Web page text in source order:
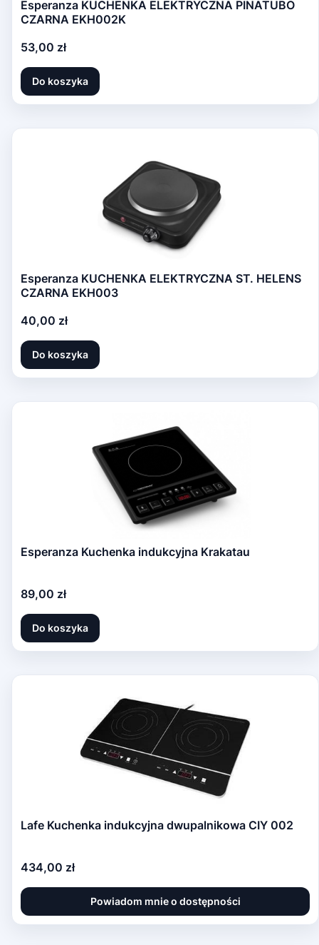
Esperanza KUCHENKA ELEKTRYCZNA PINATUBO
CZARNA EKH002K
Cena
53,00 zł
Do koszyka
Esperanza KUCHENKA ELEKTRYCZNA ST. HELENS
CZARNA EKH003
Cena
40,00 zł
Do koszyka
Esperanza Kuchenka indukcyjna Krakatau
Cena
89,00 zł
Do koszyka
Lafe Kuchenka indukcyjna dwupalnikowa CIY 002
Cena
434,00 zł
Powiadom mnie o dostępności